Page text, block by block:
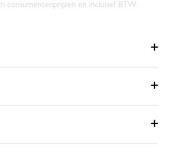
consumentenprijzen en inclusief BTW.